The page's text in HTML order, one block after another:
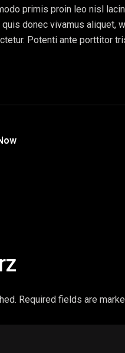
primis proin leo nisl
donec vivamus
Potenti ante porttitor
Required fields are